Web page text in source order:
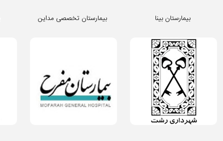
بیمارستان تخصصی مداین بیمارستان بینا